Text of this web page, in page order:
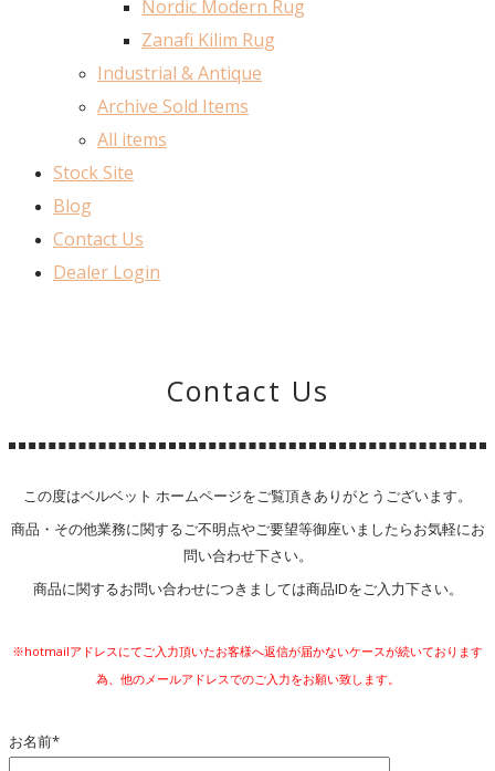
Nordic Modern Rug
Zanafi Kilim Rug
Industrial & Antique
Archive Sold Items
All items
Stock Site
Blog
Contact Us
Dealer Login
Contact Us
この度はベルベット ホームページをご覧頂きありがとうございます。
商品・その他業務に関するご不明点やご要望等御座いましたらお気軽にお
問い合わせ下さい。
商品に関するお問い合わせにつきましては商品IDをご入力下さい。
※hotmailアドレスにてご入力頂いたお客様へ返信が届かないケースが続いております
為、他のメールアドレスでのご入力をお願い致します。
お名前*